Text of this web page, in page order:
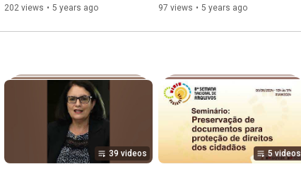
APESP
202 views • 5 years ago
#RevistaDoArquivo nº 10 -
97 views • 5 years ago
39 videos 5 videos